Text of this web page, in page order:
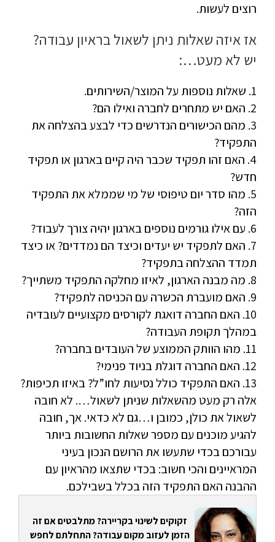
רוצים לעשות.
אז איזה שאלות ניתן לשאול בראיון עבודה?
יש לא מעט…:
1. שאלות נוספות על המוצר/השירותים.
2. האם יש מתחרים לחברה ואילו הם?
3. מהם הכישורים הנדרשים כדי לבצע בהצלחה את
התפקיד?
4. האם זהו תפקיד שכבר היה קיים בארגון או תפקיד
חדש?
5. מהו סדר יום טיפוסי של מי שממלא את התפקיד
הזה?
6. עם אילו גורמים נוספים בארגון יהיה צורך לעבוד?
7. האם לתפקיד יש יעדים וכיצד הם נמדדים? או כיצד
תמדד ההצלחה בתפקיד?
8. מה מבנה הארגון, לאיזו מחלקה התפקיד משתייך?
9. האם מועברת הכשרה עם הכניסה לתפקיד?
10. האם החברה דואגת לקורסים מקצועיים לעובדיה
במהלך תקופת העבודה?
11. מהו הוותק הממוצע של העובדים בחברה?
12. האם החברה דוגלת בניוד פנימי?
13. האם התפקיד כולל נסיעות לחו”ל? באיזו תכיפות?
אלה רק מעט מהשאלות שניתן לשאול…. לא חובה
לשאול את כולן, כמובן ו…גם לא כדאי. אך, חובה
להגיע מוכנים עם מספר שאלות החשובות ביותר
עבורכם בכדי שתעשו את הרושם הנכון בעיני
המראיינים והכי חשוב: בכדי שתצאו מהראיון עם
ההבנה האם התפקיד הזה בכלל בשבילכם.
זקוקים לשינוי בקריירה? מתלבטים אם זה
הזמן לעזוב מקום עבודה? התחלתם לחפש